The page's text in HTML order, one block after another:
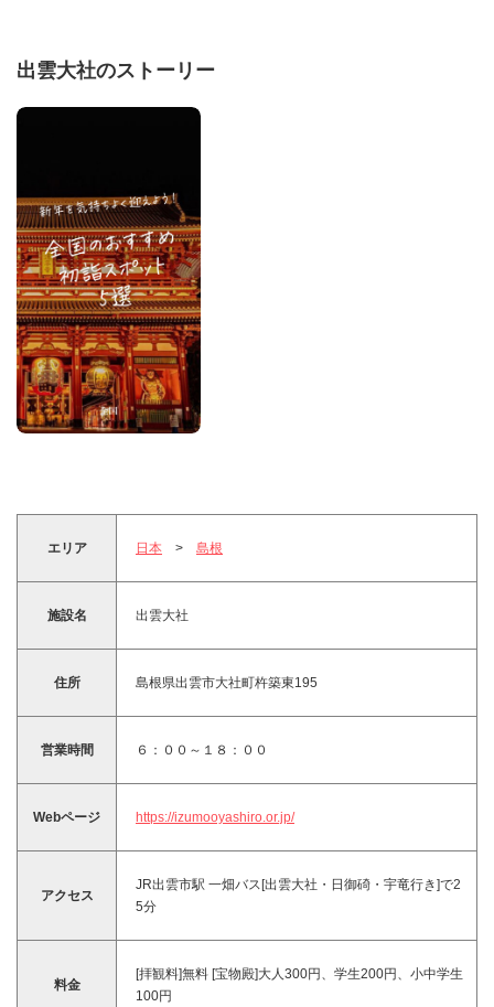
出雲大社のストーリー
エリア 日本 > 島根
施設名 出雲大社
住所 島根県出雲市大社町杵築東195
営業時間 ６：００～１８：００
Webページ https://izumooyashiro.or.jp/
アクセス
JR出雲市駅 一畑バス[出雲大社・日御碕・宇竜行き]で2
5分
料金
[拝観料]無料 [宝物殿]大人300円、学生200円、小中学生
100円